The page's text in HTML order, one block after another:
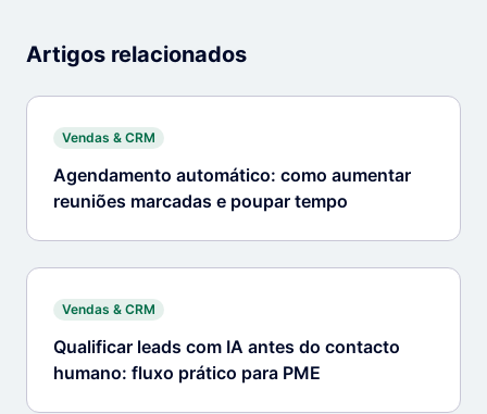
Artigos relacionados
Vendas & CRM
Agendamento automático: como aumentar
reuniões marcadas e poupar tempo
Vendas & CRM
Qualificar leads com IA antes do contacto
humano: fluxo prático para PME